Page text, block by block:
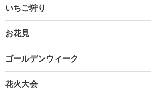
いちご狩り
お花見
ゴールデンウィーク
花火大会